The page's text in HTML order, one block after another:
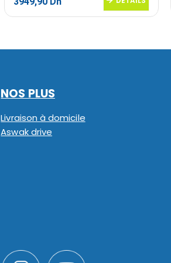
initial
actuel
NOS PLUS
Livraison à domicile
Aswak drive